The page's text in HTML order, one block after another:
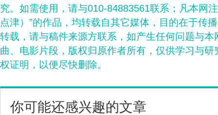
究。如需使用，请与010-84883561联系；凡本网
点津）”的作品，均转载自其它媒体，目的在于传
转载，请与稿件来源方联系，如产生任何问题与
曲、电影片段，版权归原作者所有，仅供学习与
权证明，以便尽快删除。
你可能还感兴趣的文章